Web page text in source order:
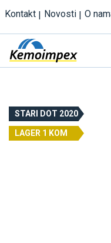
Kontakt Novosti O
STARI DOT 2020
LAGER 1 KOM